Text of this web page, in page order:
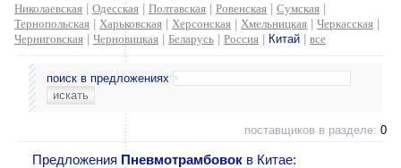
Николаевская
Одесская Полтавская Ровенская Сумская
Тернопольская
Харьковская Херсонская Хмельницкая Черкасская
Черниговская
Черновицкая Беларусь Россия Китай все
поиск в предложениях
поставщиков в разделе: 0
Предложения Пневмотрамбовок в Китае: